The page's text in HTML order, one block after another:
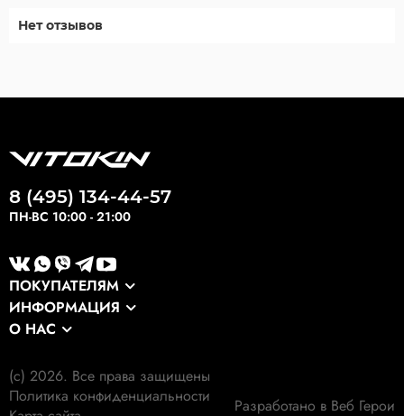
Нет отзывов
ПОКУПАТЕЛЯМ
Каталог
Оплата и доставка
Гарантия
ИНФОРМАЦИЯ
Оптовикам
Выкуп формы
О НАС
Наши клиенты
Наши работы
8 (495) 134-44-57
ПН-ВС 10:00 - 21:00
(c) 2026. Все права защищены
Политика конфиденциальности
Разработано в Веб Герои